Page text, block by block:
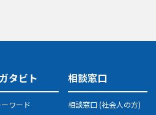
タビト
ワード
相談窓口
相談窓口 (社会人の方)